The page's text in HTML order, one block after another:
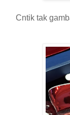
Cntik tak